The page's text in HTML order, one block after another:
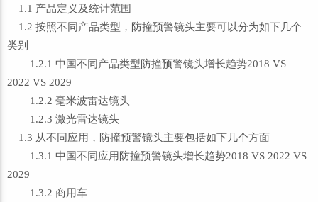
1.1 产品定义及统计范围
1.2 按照不同产品类型，防撞预警镜头主要可以分为如下几个
类别
1.2.1 中国不同产品类型防撞预警镜头增长趋势2018 VS
2022 VS 2029
1.2.2 毫米波雷达镜头
1.2.3 激光雷达镜头
1.3 从不同应用，防撞预警镜头主要包括如下几个方面
1.3.1 中国不同应用防撞预警镜头增长趋势2018 VS 2022 VS
2029
1.3.2 商用车